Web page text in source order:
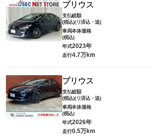
プリウス
支払総額
(税込)(リ済込・追)
車両本体価格
(税込)
年式2023年
走行4.7万km
プリウス
支払総額
(税込)(リ済込・追)
車両本体価格
(税込)
年式2026年
走行0.5万km